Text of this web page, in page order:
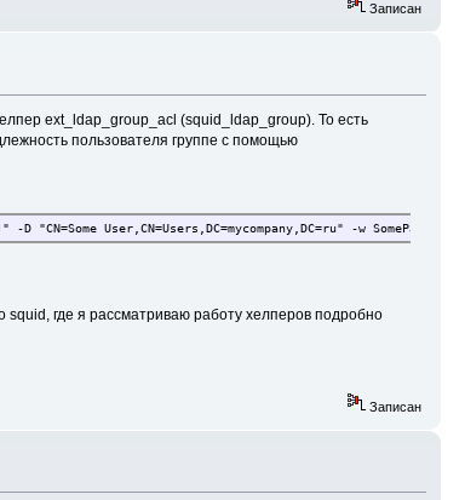
Записан
ext_ldap_group_acl (squid_ldap_group). То есть
пользователя группе с помощью
D "CN=Some User,CN=Users,DC=mycompany,DC=ru" -w SomePass -h
где я рассматриваю работу хелперов подробно
Записан